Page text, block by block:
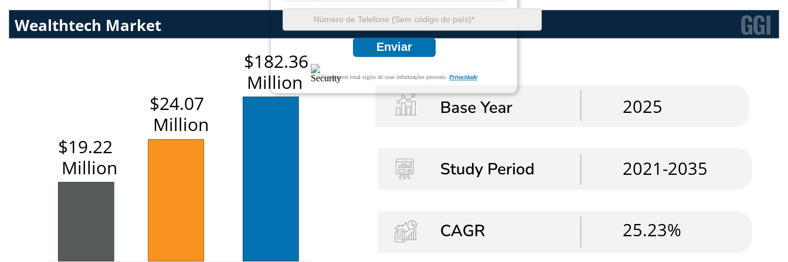
Enviar
Garantimos total sigilo de suas informações pessoais. Privacidade